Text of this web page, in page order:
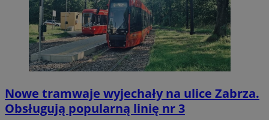
Nowe tramwaje wyjechały na ulice Zabrza.
Obsługują popularną linię nr 3